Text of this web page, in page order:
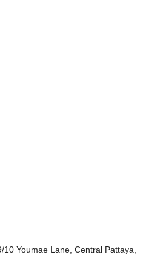
Youmae Lane, Central Pattaya,